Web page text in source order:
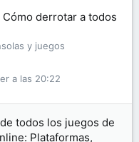
Cómo derrotar a todos
y juegos
a las 20:22
todos los juegos de
Plataformas,